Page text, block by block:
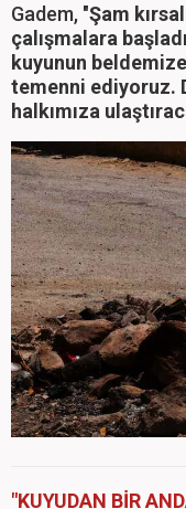
Gadem, "Şam
çalışmalara
kuyunun
temenni ediyoruz.
halkımıza
"KUYUDAN BİR